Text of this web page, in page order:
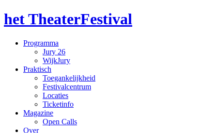
het TheaterFestival
Programma
Jury 26
WijkJury
Praktisch
Toegankelijkheid
Festivalcentrum
Locaties
Ticketinfo
Magazine
Open Calls
Over